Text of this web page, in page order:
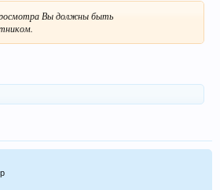
Вы должны быть